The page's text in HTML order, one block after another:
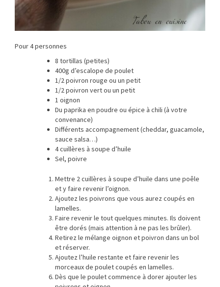
Pour 4 personnes
8 tortillas (petites)
400g d’escalope de poulet
1/2 poivron rouge ou un petit
1/2 poivron vert ou un petit
1 oignon
Du paprika en poudre ou épice à chili (à votre
convenance)
Différents accompagnement (cheddar, guacamole,
sauce salsa…)
4 cuillères à soupe d’huile
Sel, poivre
Mettre 2 cuillères à soupe d’huile dans une poêle
et y faire revenir l’oignon.
Ajoutez les poivrons que vous aurez coupés en
lamelles.
Faire revenir le tout quelques minutes. Ils doivent
être dorés (mais attention à ne pas les brûler).
Retirez le mélange oignon et poivron dans un bol
et réserver.
Ajoutez l’huile restante et faire revenir les
morceaux de poulet coupés en lamelles.
Dès que le poulet commence à dorer ajouter les